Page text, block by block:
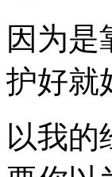
因为是
护好就
以我的